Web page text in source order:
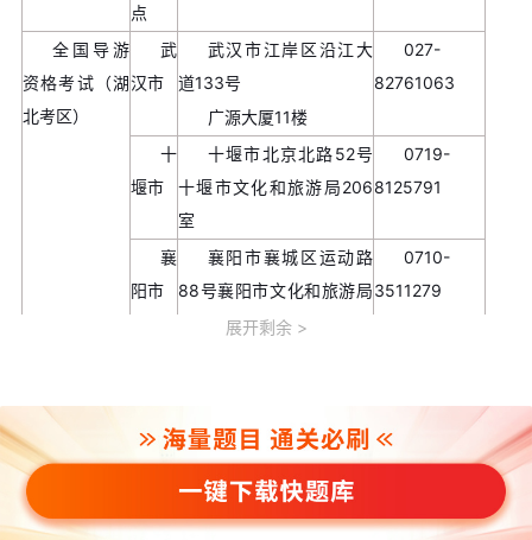
点
全国导游
资格考试（湖
北考区）
武
汉市
武汉市江岸区沿江大
道133号
广源大厦11楼
027-
82761063
十
堰市
十堰市北京北路52号
十堰市文化和旅游局206
室
0719-
8125791
襄
阳市
襄阳市襄城区运动路
88号襄阳市文化和旅游局
0710-
3511279
信息服务中心505室
荆
荆州市沙市区江津西
路266号荆州市文化和旅
游局1506办公室
0716-
展开剩余